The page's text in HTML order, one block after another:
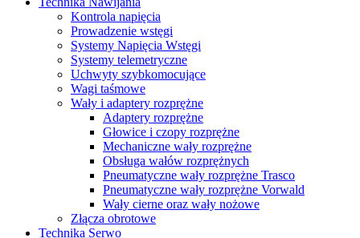
Kontrola napięcia
Prowadzenie wstęgi
Systemy Napięcia Wstęgi
Systemy telemetryczne
Uchwyty szybkomocujące
Wagi taśmowe
Wały i adaptery rozprężne
Adaptery rozprężne
Głowice i czopy rozprężne
Mechaniczne wały rozprężne
Obsługa wałów rozprężnych
Pneumatyczne wały rozprężne Trasco
Pneumatyczne wały rozprężne Vorwald
Wały cierne oraz wały nożowe
Złącza obrotowe
Technika Serwo